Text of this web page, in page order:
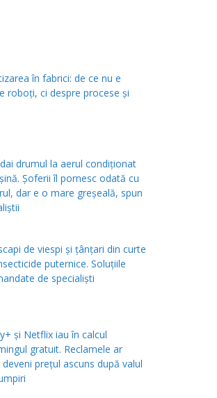
în fabrici: de ce nu e
roboți, ci despre procese și
drumul la aerul condiţionat
Şoferii îl pornesc odată cu
dar e o mare greşeală, spun
de viespi și țânțari din curte
puternice. Soluțiile
de specialiști
și Netflix iau în calcul
gratuit. Reclamele ar
prețul ascuns după valul